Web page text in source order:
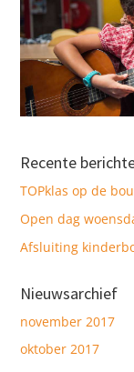
Recente
TOPklas op de
Open dag
Afsluiting
Nieuwsarchief
november 2017
oktober 2017